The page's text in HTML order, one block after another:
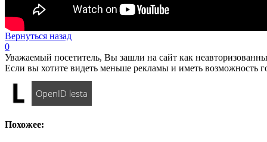
Вернуться назад
0
Уважаемый посетитель, Вы зашли на сайт как
Если вы хотите видеть меньше рекламы и иметь возможность
OpenID lesta
Похожее: